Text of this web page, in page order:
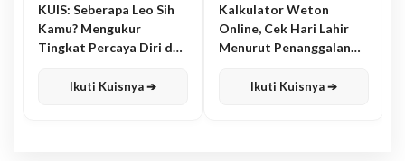
KUIS: Seberapa Leo Sih
Kamu? Mengukur
Tingkat Percaya Diri dan
Ikuti Kuisnya ➔
Kalkulator Weton
Online, Cek Hari Lahir
Menurut Penanggalan
Ikuti Kuisnya ➔